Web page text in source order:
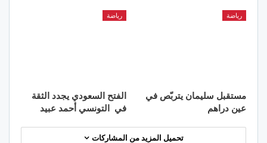
رياضة
مستقبل سليمان يتربّص في
عين دراهم
رياضة
الفتح السعودي يجدد الثقة
في التونسي أحمد عبيد
تحميل المزيد من المشاركات